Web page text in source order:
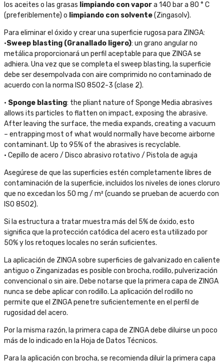
los aceites o las grasas limpiando convapora 140 bar a 80 ° C
(preferiblemente) o limpiando con solvente(Zingasolv).
Para eliminar el óxido y crear una superficie rugosa para ZINGA:
•Sweep blasting (Granallado ligero): un grano angular no
metálica proporcionará un perfil aceptable para que ZINGA se
adhiera. Una vez que se completa el sweep blasting, la superficie
debe ser desempolvada con aire comprimido no contaminado de
acuerdo con la norma ISO 8502-3 (clase 2).
• Sponge blasting: the pliant nature of Sponge Media abrasives
allows its particles to flatten on impact, exposing the abrasive.
After leaving the surface, the media expands, creating a vacuum
– entrapping most of what would normally have become airborne
contaminant. Up to 95% of the abrasives is recyclable.
• Cepillo de acero / Disco abrasivo rotativo / Pistola de aguja
Asegúrese de que las superficies estén completamente libres de
contaminación de la superficie, incluidos los niveles de iones cloruro
que no excedan los 50 mg / m² (cuando se prueban de acuerdo con
ISO 8502).
Si la estructura a tratar muestra más del 5% de óxido, esto
significa que la protección catódica del acero esta utilizado por
50% y los retoques locales no serán suficientes.
La aplicación de ZINGA sobre superficies de galvanizado en caliente
antiguo o Zinganizadas es posible con brocha, rodillo, pulverización
convencional o sin aire. Debe notarse que la primera capa de ZINGA
nunca se debe aplicar con rodillo. La aplicación del rodillo no
permite que el ZINGA penetre suficientemente en el perfil de
rugosidad del acero.
Por la misma razón, la primera capa de ZINGA debe diluirse un poco
más de lo indicado en la Hoja de Datos Técnicos.
Para la aplicación con brocha, se recomienda diluir la primera capa